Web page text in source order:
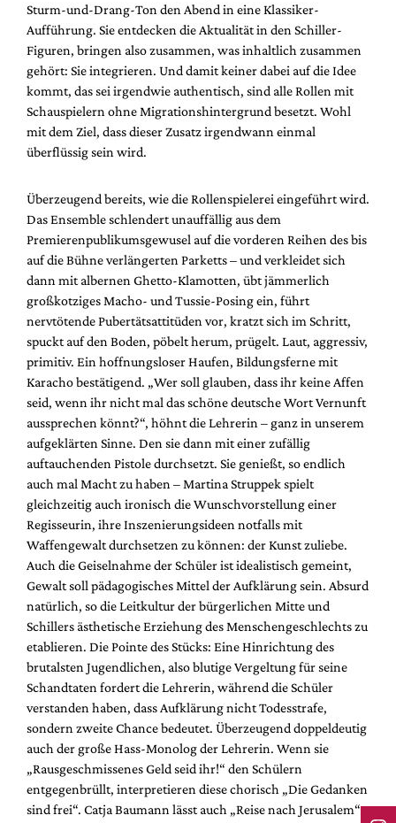
Sturm-und-Drang-Ton den Abend in eine Klassiker-
Aufführung. Sie entdecken die Aktualität in den Schiller-
Figuren, bringen also zusammen, was inhaltlich zusammen
gehört: Sie integrieren. Und damit keiner dabei auf die Idee
kommt, das sei irgendwie authentisch, sind alle Rollen mit
Schauspielern ohne Migrationshintergrund besetzt. Wohl
mit dem Ziel, dass dieser Zusatz irgendwann einmal
überflüssig sein wird.
Überzeugend bereits, wie die Rollenspielerei eingeführt wird.
Das Ensemble schlendert unauffällig aus dem
Premierenpublikumsgewusel auf die vorderen Reihen des bis
auf die Bühne verlängerten Parketts – und verkleidet sich
dann mit albernen Ghetto-Klamotten, übt jämmerlich
großkotziges Macho- und Tussie-Posing ein, führt
nervtötende Pubertätsattitüden vor, kratzt sich im Schritt,
spuckt auf den Boden, pöbelt herum, prügelt. Laut, aggressiv,
primitiv. Ein hoffnungsloser Haufen, Bildungsferne mit
Karacho bestätigend. „Wer soll glauben, dass ihr keine Affen
seid, wenn ihr nicht mal das schöne deutsche Wort Vernunft
aussprechen könnt?“, höhnt die Lehrerin – ganz in unserem
aufgeklärten Sinne. Den sie dann mit einer zufällig
auftauchenden Pistole durchsetzt. Sie genießt, so endlich
auch mal Macht zu haben – Martina Struppek spielt
gleichzeitig auch ironisch die Wunschvorstellung einer
Regisseurin, ihre Inszenierungsideen notfalls mit
Waffengewalt durchsetzen zu können: der Kunst zuliebe.
Auch die Geiselnahme der Schüler ist idealistisch gemeint,
Gewalt soll pädagogisches Mittel der Aufklärung sein. Absurd
natürlich, so die Leitkultur der bürgerlichen Mitte und
Schillers ästhetische Erziehung des Menschengeschlechts zu
etablieren. Die Pointe des Stücks: Eine Hinrichtung des
brutalsten Jugendlichen, also blutige Vergeltung für seine
Schandtaten fordert die Lehrerin, während die Schüler
verstanden haben, dass Aufklärung nicht Todesstrafe,
sondern zweite Chance bedeutet. Überzeugend doppeldeutig
auch der große Hass-Monolog der Lehrerin. Wenn sie
„Rausgeschmissenes Geld seid ihr!“ den Schülern
entgegenbrüllt, interpretieren diese chorisch „Die Gedanken
sind frei“. Catja Baumann lässt auch „Reise nach Jerusalem“